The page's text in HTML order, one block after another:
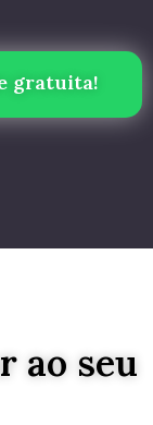
gratuita!
ao seu